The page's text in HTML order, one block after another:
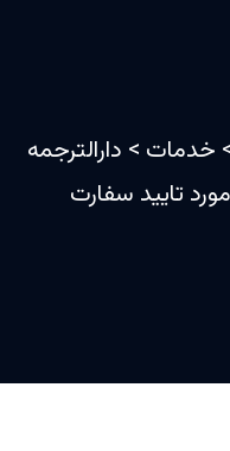
خدمات > دارالترجمه
تایید سفارت